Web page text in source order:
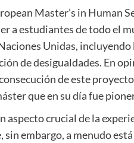
Master’s in Human
a estudiantes de todo el
Unidas,
de desigualdades. En
de este
que en su día fue
aspecto crucial de la
sin embargo, a menudo